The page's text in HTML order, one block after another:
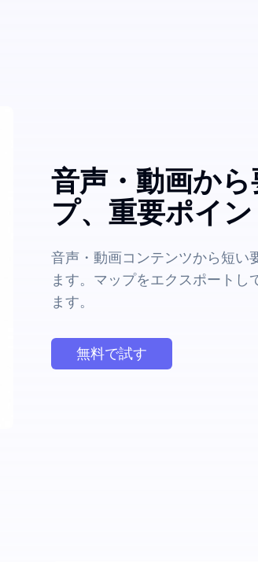
音声・動画か
プ、重要ポイ
音声・動画コンテンツから短い
ます。マップをエクスポートし
ます。
無料で試す